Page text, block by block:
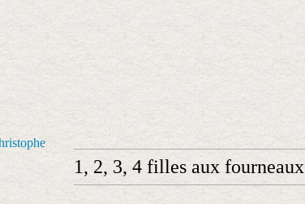
1, 2, 3, 4 filles aux fourneaux